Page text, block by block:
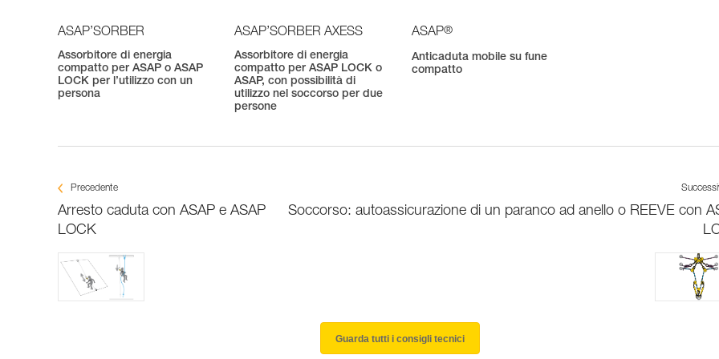
ASAP’SORBER
Assorbitore di energia
compatto per ASAP o ASAP
LOCK per l’utilizzo con un
persona
ASAP’SORBER AXESS
Assorbitore di energia
compatto per ASAP LOCK o
ASAP, con possibilità di
utilizzo nel soccorso per due
persone
ASAP®
Anticaduta mobile su fune
compatto
Precedente
Arresto caduta con ASAP e ASAP
LOCK
Soccorso: autoassicurazione di un paranco ad anello o REEVE con
Guarda tutti i consigli tecnici